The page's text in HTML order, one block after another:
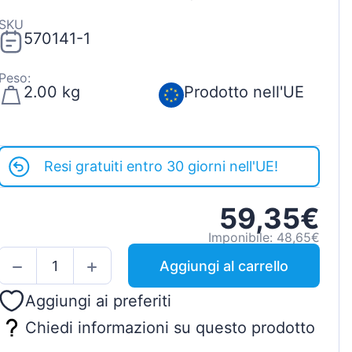
570141-1
2.00 kg Prodotto nell'UE
Resi gratuiti entro 30 giorni nell'UE!
59,35€
Imponibile: 48,65€
Aggiungi al carrello
Aggiungi ai preferiti
Chiedi informazioni su questo prodotto